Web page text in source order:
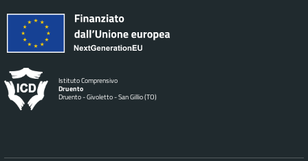
Istituto Comprensivo
Druento
Druento - Givoletto - San Gillio (TO)